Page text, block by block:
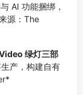
AI 功能捆绑，
源：The
绿灯三部
产，构建自有